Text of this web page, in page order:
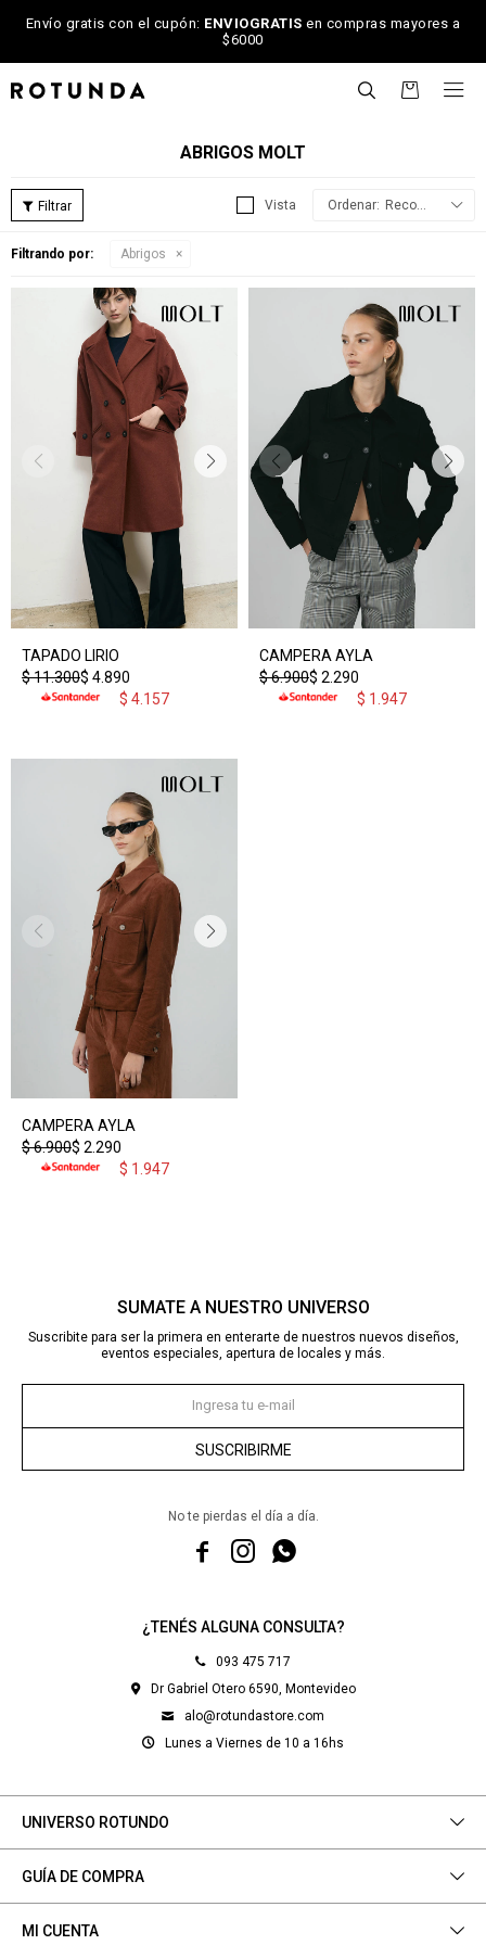
Envío gratis con el cupón: ENVIOGRATIS en compras mayores a
$6000

ABRIGOS MOLT
Recomendados
Filtrando por: Abrigos
TAPADO LIRIO
$ 4.890
$11.300
$ 4.157
CAMPERA AYLA
$ 2.290
$6.900
$ 1.947
CAMPERA AYLA
$ 2.290
$6.900
$ 1.947
¿TENÉS ALGUNA CONSULTA?
093 475 717
Dr Gabriel Otero 6590, Montevideo
alo@rotundastore.com
Lunes a Viernes de 10 a 16hs
UNIVERSO ROTUNDO
GUÍA DE COMPRA
MI CUENTA
SUMATE A NUESTRO UNIVERSO
Suscribite para ser la primera en enterarte de nuestros nuevos diseños,
eventos especiales, apertura de locales y más.
SUSCRIBIRME
No te pierdas el día a día.
  